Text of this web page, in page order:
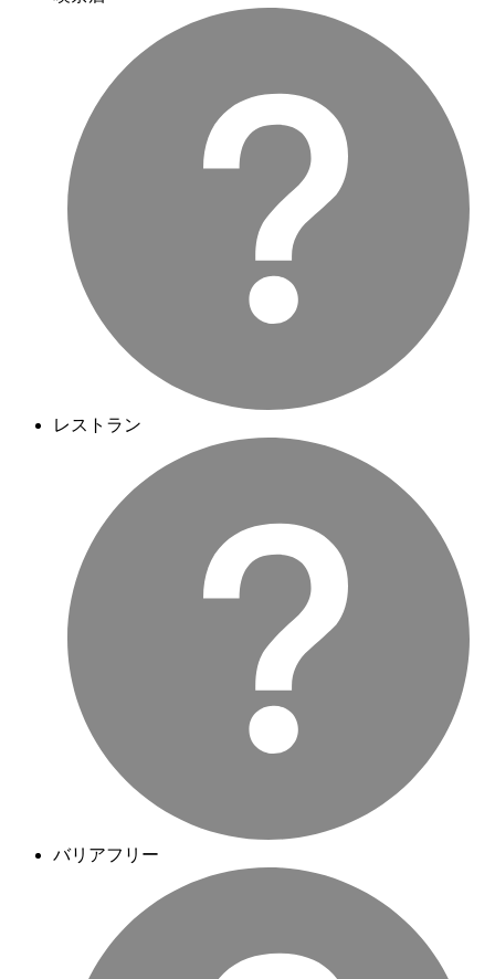
レストラン
バリアフリー